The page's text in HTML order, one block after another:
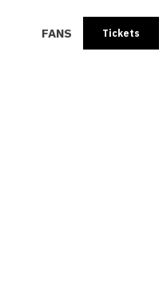
FANS Tickets